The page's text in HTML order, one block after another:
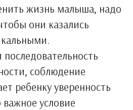
жизнь малыша, надо
они казались
соблюдение
ребенку уверенность
важное условие